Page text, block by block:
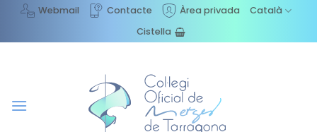
content
Webmail Contacte Àrea privada
Català
Cistella